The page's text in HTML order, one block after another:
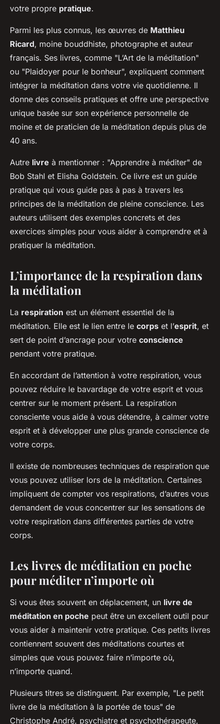
votre propre pratique.
Parmi les plus connus, les œuvres de Matthieu
Ricard, moine bouddhiste, photographe et auteur
français. Ses livres, comme "L’Art de la méditation"
ou "Plaidoyer pour le bonheur", expliquent comment
intégrer la méditation dans votre vie quotidienne. Il
donne des conseils pratiques et offre une perspective
unique basée sur son expérience personnelle de
moine et de praticien de la méditation depuis plus de
40 ans.
Autre livre à mentionner : "Apprendre à méditer" de
Bob Stahl et Elisha Goldstein. Ce livre est un guide
pratique qui vous guide pas à pas à travers les
principes de la méditation de pleine conscience. Les
auteurs utilisent des exemples concrets et des
exercices simples pour vous aider à comprendre et à
pratiquer la méditation.
L’importance de la respiration dans
la méditation
La respiration est un élément essentiel de la
méditation. Elle est le lien entre le corps et l’esprit, et
sert de point d’ancrage pour votre conscience
pendant votre pratique.
En accordant de l’attention à votre respiration, vous
pouvez réduire le bavardage de votre esprit et vous
centrer sur le moment présent. La respiration
consciente vous aide à vous détendre, à calmer votre
esprit et à développer une plus grande conscience de
votre corps.
Il existe de nombreuses techniques de respiration que
vous pouvez utiliser lors de la méditation. Certaines
impliquent de compter vos respirations, d’autres vous
demandent de vous concentrer sur les sensations de
votre respiration dans différentes parties de votre
corps.
Les livres de méditation en poche
pour méditer n’importe où
Si vous êtes souvent en déplacement, un livre de
méditation en poche peut être un excellent outil pour
vous aider à maintenir votre pratique. Ces petits livres
contiennent souvent des méditations courtes et
simples que vous pouvez faire n’importe où,
n’importe quand.
Plusieurs titres se distinguent. Par exemple, "Le petit
livre de la méditation à la portée de tous" de
Christophe André, psychiatre et psychothérapeute,